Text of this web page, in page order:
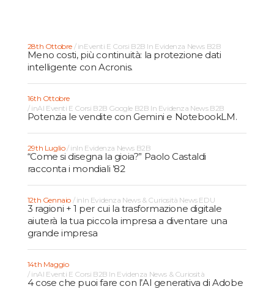
28th Ottobre inEventi E Corsi B2B In Evidenza News B2B
Meno costi, più continuità: la protezione dati
intelligente con Acronis.
16th Ottobre
inAI Eventi E Corsi B2B Google B2B In Evidenza News B2B
Potenzia le vendite con Gemini e NotebookLM.
29th Luglio inIn Evidenza News B2B
“Come si disegna la gioia?” Paolo Castaldi
racconta i mondiali ’82
12th Gennaio inIn Evidenza News & Curiosità News EDU
3 ragioni + 1 per cui la trasformazione digitale
aiuterà la tua piccola impresa a diventare una
grande impresa
14th Maggio
inAI Eventi E Corsi B2B In Evidenza News & Curiosità
4 cose che puoi fare con l’AI generativa di Adobe